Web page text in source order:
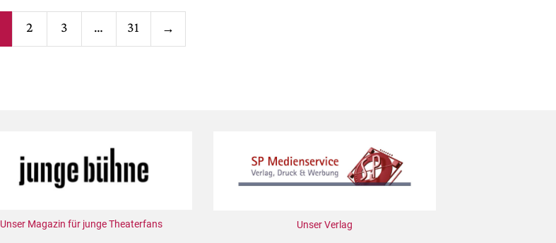
Seitennummerierung
2 3 … 31 →
Unser Magazin für junge Theaterfans Unser Verlag